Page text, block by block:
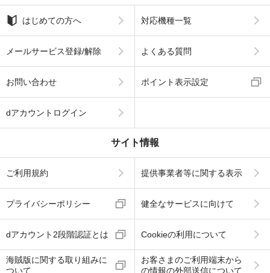
はじめての方へ 対応機種一覧
メールサービス登録/解除 よくある質問
お問い合わせ ポイント表示設定
dアカウントログイン
サイト情報
ご利用規約 提供事業者等に関する表示
プライバシーポリシー 健全なサービスに向けて
dアカウント2段階認証とは Cookieの利用について
海賊版に関する取り組みに
ついて
お客さまのご利用端末から
の情報の外部送信について